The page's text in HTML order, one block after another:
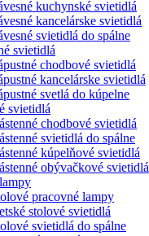
kuchynské svietidlá
kancelárske svietidlá
svietidlá do spálne
svietidlá
chodbové svietidlá
kancelárske svietidlá
svetlá do kúpelne
svietidlá
chodbové svietidlá
svietidlá do spálne
kúpelňové svietidlá
obývačkové svietidlá
pracovné lampy
stolové svietidlá
svietidlá do spálne